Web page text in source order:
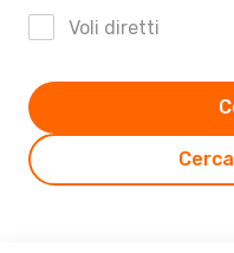
Voli diretti